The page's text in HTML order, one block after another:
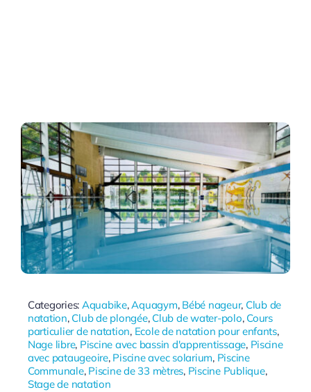
Categories: Aquabike,Aquagym, Bébé nageur, Club de
natation, Club de plongée, Club de water-polo, Cours
particulier de natation, Ecole de natation pour enfants,
Nage libre, Piscine avec bassin d'apprentissage, Piscine
avec pataugeoire, Piscine avec solarium, Piscine
Communale, Piscine de 33 mètres, Piscine Publique,
Stage de natation